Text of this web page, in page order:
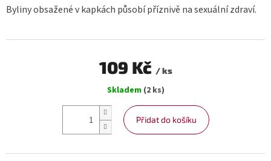
Byliny obsažené v kapkách působí příznivě na sexuální zdraví.
109 Kč / ks
cena:
Skladem (2 ks)
Přidat do košíku